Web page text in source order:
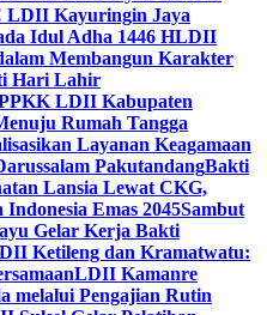
LDII Kayuringin Jaya
Idul Adha 1446 HLDII
Membangun Karakter
Hari Lahir
LDII Kabupaten
Rumah Tangga
Layanan Keagamaan
PakutandangBakti
Lansia Lewat CKG,
Emas 2045Sambut
Gelar Kerja Bakti
Ketileng dan Kramatwatu:
LDII Kamanre
melalui Pengajian Rutin